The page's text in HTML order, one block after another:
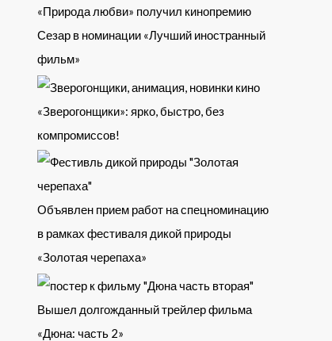
«Природа любви» получил кинопремию
Сезар в номинации «Лучший иностранный
фильм»
«Зверогонщики»: ярко, быстро, без
компромиссов!
Объявлен прием работ на спецноминацию
в рамках фестиваля дикой природы
«Золотая черепаха»
Вышел долгожданный трейлер фильма
«Дюна: часть 2»